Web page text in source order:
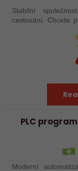
Stabilní
cestování. Chcete pracovat s moderní robotickou linkou, ale
šikovné
PLC
Moderní